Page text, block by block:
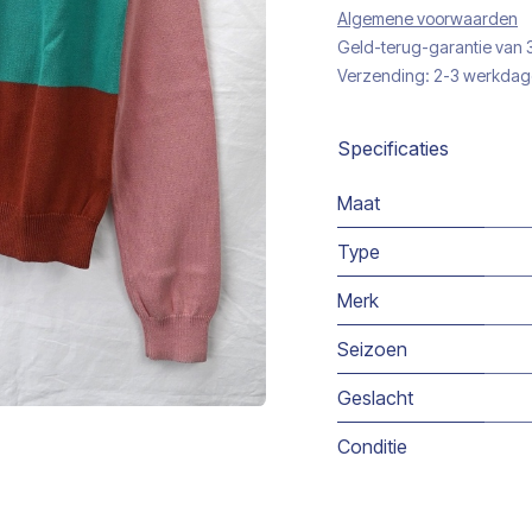
Algemene voorwaarden
Geld-terug-garantie van
Verzending: 2-3
Specificaties
Maat
Type
Merk
Seizoen
Geslacht
Conditie